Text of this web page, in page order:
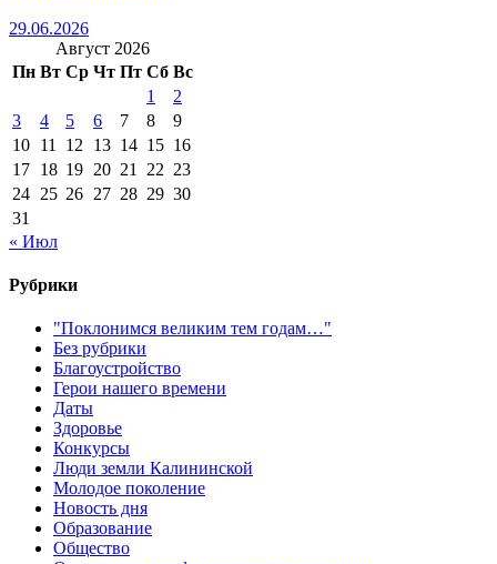
29.06.2026
Август 2026
Пн Вт Ср Чт Пт Сб Вс
1
2
3
4 5 6 7 8
9
10 11 12 13 14 15 16
17 18 19 20 21 22 23
24 25 26 27 28 29 30
31
« Июл
Рубрики
"Поклонимся великим тем годам…"
Без рубрики
Благоустройство
Герои нашего времени
Даты
Здоровье
Конкурсы
Люди земли Калининской
Молодое поколение
Новость дня
Образование
Общество